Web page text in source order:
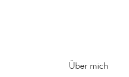
Über mich